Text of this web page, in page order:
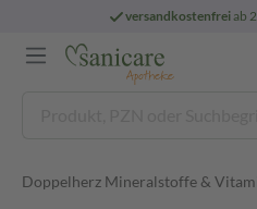
versandkostenfreiab
Doppelherz Mineralstoffe &